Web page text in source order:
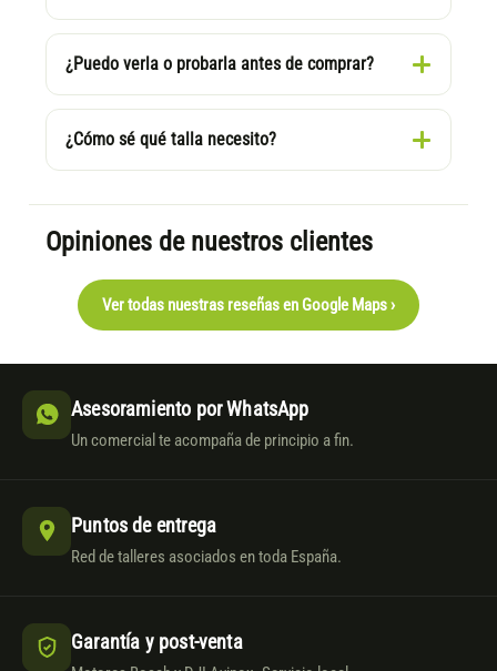
¿Puedo verla o probarla antes de comprar?
¿Cómo sé qué talla necesito?
Opiniones de nuestros clientes
Ver todas nuestras reseñas en Google Maps ›
Asesoramiento por WhatsApp
Un comercial te acompaña de principio a fin.
Puntos de entrega
Red de talleres asociados en toda España.
Garantía y post-venta